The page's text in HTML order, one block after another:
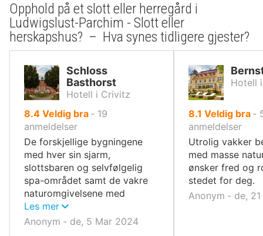
Opphold på et slott eller herregård i
Ludwigslust-Parchim - Slott eller
herskapshus? – Hva synes tidligere gjester?
Schloss
Basthorst
Hotell i Crivitz
8.4av
10,
Veldig bra ‐ 19
anmeldelser
De forskjellige bygningene
med hver sin sjarm,
slottsbaren og selvfølgelig
spa-området samt de vakre
naturomgivelsene med
innsjøen
Les mer
Anonym ‐ de, 5 Mar 2024
Hotell
8.1 av
10,
Veldig bra ‐
anmeldelser
Utrolig vakker
med masse
ønsker fred og
stedet for deg.
Anonym ‐ de,